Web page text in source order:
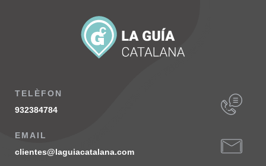
TELÈFON
932384784
EMAIL
clientes@laguiacatalana.com